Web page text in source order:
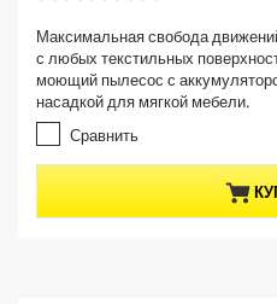
e
n
t
p
r
o
d
0
и
з
5
в
е
д
Максимальная свобода
с любых текстильных
моющий пылесос с
насадкой для мягкой мебели.
Сравнить